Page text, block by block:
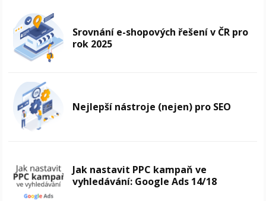
Srovnání e-shopových řešení v ČR pro
rok 2025
Nejlepší nástroje (nejen) pro SEO
Jak nastavit PPC kampaň ve
vyhledávání: Google Ads 14/18